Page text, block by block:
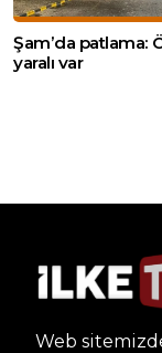
Şam’da patlama:
yaralı var
Web